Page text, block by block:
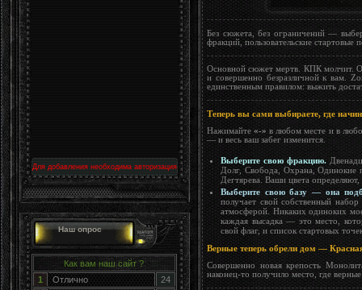
Для добавления необходима авторизация
Наш опрос
Как вам наш сайт ?
1
Отлично
24
Без сюжета, без ограничений —
фракций, пользовательские
Основной сюжет мертв. КПК молчит.
и совершенно безразличной к вам.
единственным правилом: выжить
Теперь вы сами выбираете, где
Нажимайте«-» в любом месте и в
— и весь ваш забег изменится.
Выберите свою фракцию.
Долг, Свобода, Охрана, Одинокие
Дегтярева. Ваши цвета
Выберите свою базу — она
получает свой собственный
атмосферой. Никаких одиноких
каждая высадка — это место,
свой флаг, и список стартовых
Верные теперь обрели дом —
Совершенно новая крепость
наконец-то получило место, где